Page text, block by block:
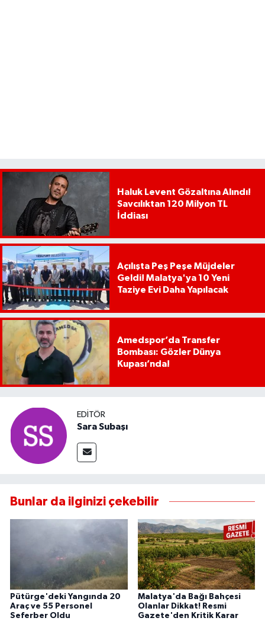
Haluk Levent Gözaltına Alındı!
Savcılıktan 120 Milyon TL
İddiası
Açılışta Peş Peşe Müjdeler
Geldi! Malatya'ya 10 Yeni
Taziye Evi Daha Yapılacak
Amedspor’da Transfer
Bombası: Gözler Dünya
Kupası’nda!
EDITÖR
Sara Subaşı
Bunlar da ilginizi çekebilir
Pütürge'deki Yangında 20
Araç ve 55 Personel
Seferber Oldu
Malatya'da Bağı Bahçesi
Olanlar Dikkat! Resmi
Gazete'den Kritik Karar